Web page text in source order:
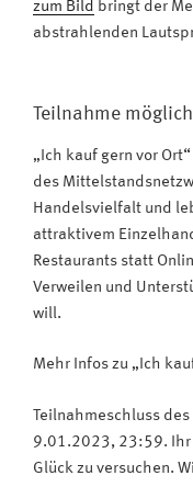
zum Bild bringt der
abstrahlenden
Teilnahme
„Ich kauf gern vor
des
Handelsvielfalt und
attraktivem
Restaurants statt
Verweilen und
will.
Mehr Infos zu „Ich
Teilnahmeschluss
9.01.2023, 23:59. Ihr
Glück zu versuchen.